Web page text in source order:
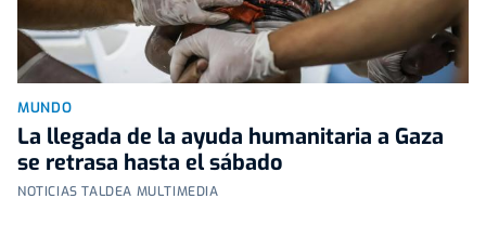
MUNDO
La llegada de la ayuda humanitaria a Gaza
se retrasa hasta el sábado
NOTICIAS TALDEA MULTIMEDIA